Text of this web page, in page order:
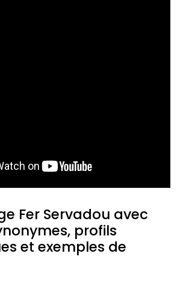
Fer Servadou avec
profils
et exemples de